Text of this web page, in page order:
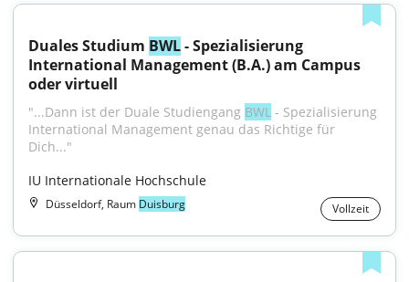
Duales Studium BWL - Spezialisierung
International Management (B.A.) am Campus
oder virtuell
"...Dann ist der Duale Studiengang BWL - Spezialisierung
International Management genau das Richtige für
Dich..."
IU Internationale Hochschule
Düsseldorf, Raum Duisburg Vollzeit